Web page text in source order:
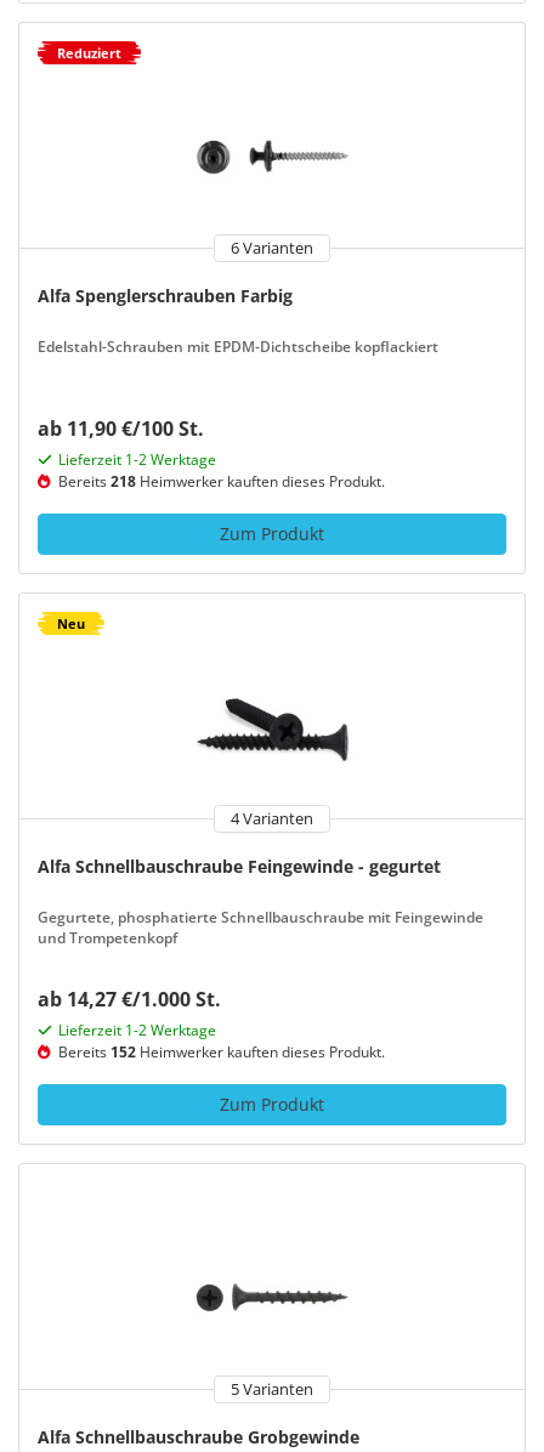
Reduziert
6 Varianten
Alfa Spenglerschrauben Farbig
Edelstahl-Schrauben mit EPDM-Dichtscheibe kopflackiert
ab 11,90 €/100 St.
Lieferzeit 1-2 Werktage
Bereits218 Heimwerker kauften dieses Produkt.
Zum Produkt
Neu
4 Varianten
Alfa Schnellbauschraube Feingewinde - gegurtet
Gegurtete, phosphatierte Schnellbauschraube mit Feingewinde
und Trompetenkopf
ab 14,27 €/1.000 St.
Lieferzeit 1-2 Werktage
Bereits 152 Heimwerker kauften dieses Produkt.
Zum Produkt
5 Varianten
Alfa Schnellbauschraube Grobgewinde